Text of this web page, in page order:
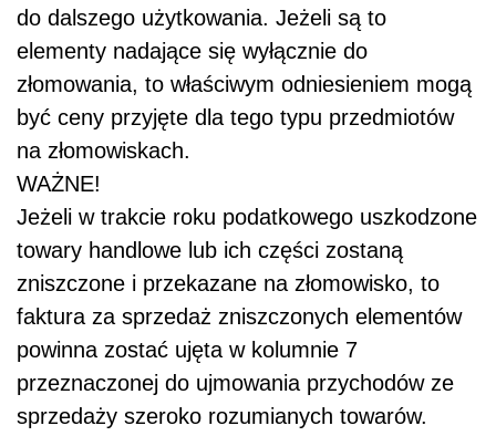
do dalszego użytkowania. Jeżeli są to
elementy nadające się wyłącznie do
złomowania, to właściwym odniesieniem mogą
być ceny przyjęte dla tego typu przedmiotów
na złomowiskach.
WAŻNE!
Jeżeli w trakcie roku podatkowego uszkodzone
towary handlowe lub ich części zostaną
zniszczone i przekazane na złomowisko, to
faktura za sprzedaż zniszczonych elementów
powinna zostać ujęta w kolumnie 7
przeznaczonej do ujmowania przychodów ze
sprzedaży szeroko rozumianych towarów.